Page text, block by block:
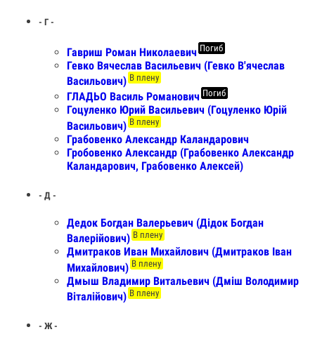
- Г -
Гавриш Роман Николаевич Погиб
Гевко Вячеслав Васильевич (Гевко В'ячеслав
Васильович) В плену
ГЛАДЬО Василь Романович Погиб
Гоцуленко Юрий Васильевич (Гоцуленко Юрій
Васильович) В плену
Грабовенко Александр Каландарович
Гробовенко Александр (Грабовенко Александр
Каландарович, Грабовенко Алексей)
- Д -
Дедок Богдан Валерьевич (Дідок Богдан
Валерійович) В плену
Дмитраков Иван Михайлович (Дмитраков Іван
Михайлович) В плену
Дмыш Владимир Витальевич (Дміш Володимир
Віталійович) В плену
- Ж -